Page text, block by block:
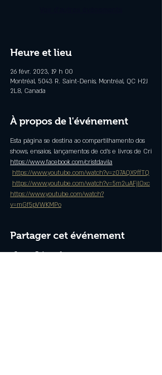
Heure et lieu
26 févr. 2023, 19 h 00
Montréal, 5043 R. Saint-Denis, Montréal, QC H2J
2L8, Canada
À propos de l'événement
Esta página se destina ao compartilhamento dos
shows, ensaios, lançamentos de cd's e livros de Cri
https://www.facebook.com/cristdavila
https://www.youtube.com/watch?v=z07AQX9ffTQ
https://www.youtube.com/watch?v=5m2uAFjlOxc
https://www.youtube.com/watch?
v=mGf5pVWKMPo
Partager cet événement